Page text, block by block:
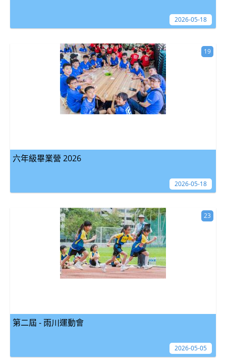
2026-05-18
六年級畢業營 2026
19
2026-05-18
第二屆 - 雨川運動會
23
2026-05-05